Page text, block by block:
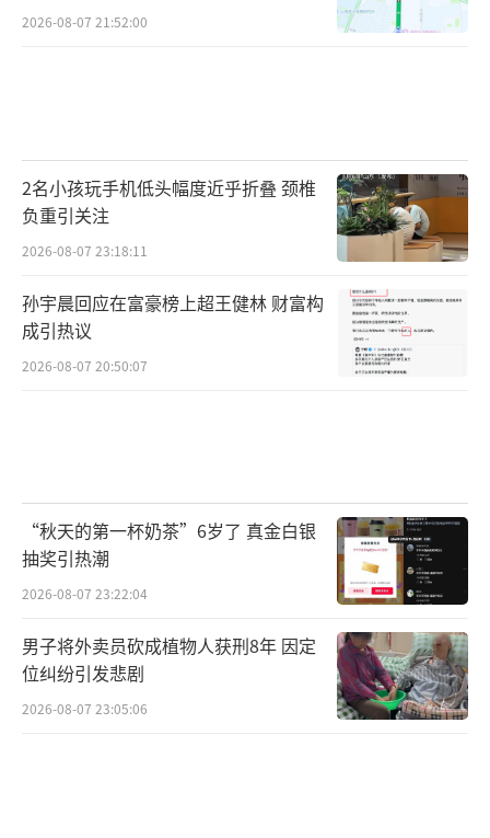
2026-08-07 21:52:00
2名小孩玩手机低头幅度近乎折叠 颈椎
负重引关注
2026-08-07 23:18:11
孙宇晨回应在富豪榜上超王健林 财富构
成引热议
2026-08-07 20:50:07
“秋天的第一杯奶茶”6岁了 真金白银
抽奖引热潮
2026-08-07 23:22:04
男子将外卖员砍成植物人获刑8年 因定
位纠纷引发悲剧
2026-08-07 23:05:06